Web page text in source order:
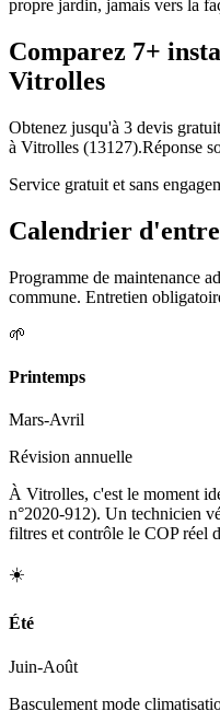
propre jardin, jamais vers la
Comparez 7+
Vitrolles
Obtenez jusqu'à 3 devis
à Vitrolles (13127).Réponse
Service gratuit et sans
Calendrier
Programme de maintenance
commune. Entretien
🌱
Printemps
Mars-Avril
Révision annuelle
À Vitrolles, c'est le moment
n°2020-912). Un technicien
filtres et contrôle le COP réel
☀️
Été
Juin-Août
Basculement mode